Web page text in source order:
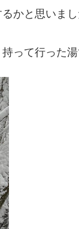
かと思いま
って行った湯